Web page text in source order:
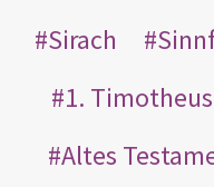
Sirach
1. Timotheus
Altes